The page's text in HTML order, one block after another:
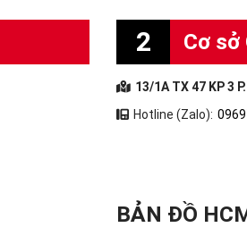
2 Cơ sở
13/1A TX 47 KP 3
Hotline (Zalo):
BẢN ĐỒ